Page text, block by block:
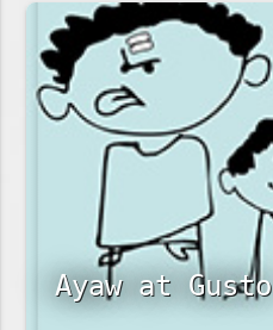
Ayaw at Gusto